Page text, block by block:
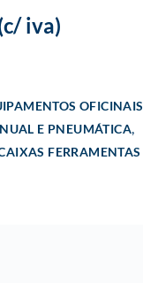
iva)
OFICINAIS
E PNEUMÁTICA,
FERRAMENTAS